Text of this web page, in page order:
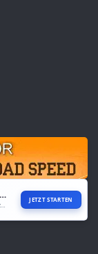
JETZT STARTEN